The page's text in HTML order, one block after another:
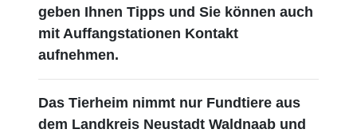
geben Ihnen Tipps und Sie können auch
mit Auffangstationen Kontakt
aufnehmen.
Das Tierheim nimmt nur Fundtiere aus
dem Landkreis Neustadt Waldnaab und